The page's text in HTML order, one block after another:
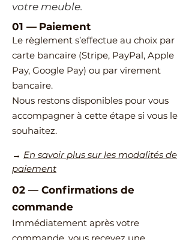
votre meuble.
01 — Paiement
Le règlement s’effectue au choix par
carte bancaire (Stripe, PayPal, Apple
Pay, Google Pay) ou par virement
bancaire.
Nous restons disponibles pour vous
accompagner à cette étape si vous le
souhaitez.
→ En savoir plus sur les modalités de
paiement
02 — ​Confirmations de
commande
Immédiatement après votre